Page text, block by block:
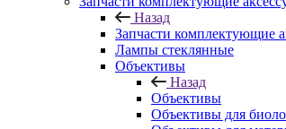
Назад
Запчасти комплектующие
Лампы стеклянные
Объективы
Назад
Объективы
Объективы для